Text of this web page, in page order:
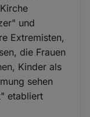
und
Extremisten,
die Frauen
Kinder als
sehen
etabliert